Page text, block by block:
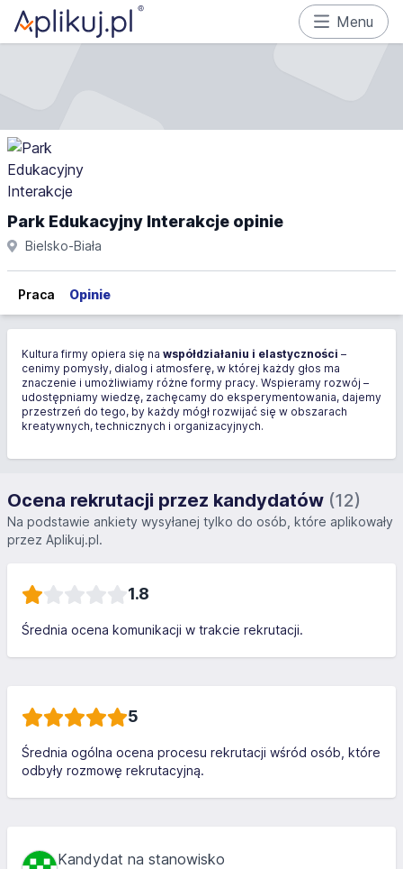
Menu
Park Edukacyjny Interakcje opinie
Bielsko-Biała
Praca Opinie
Kultura firmy opiera się na współdziałaniu i elastyczności –
cenimy pomysły, dialog i atmosferę, w której każdy głos ma
znaczenie i umożliwiamy różne formy pracy. Wspieramy rozwój –
udostępniamy wiedzę, zachęcamy do eksperymentowania, dajemy
przestrzeń do tego, by każdy mógł rozwijać się w obszarach
kreatywnych, technicznych i organizacyjnych.
Ocena rekrutacji przez kandydatów (12)
Na podstawie ankiety wysyłanej tylko do osób, które aplikowały
przez Aplikuj.pl.
1.8
Średnia ocena komunikacji w trakcie rekrutacji.
5
Średnia ogólna ocena procesu rekrutacji wśród osób, które
odbyły rozmowę rekrutacyjną.
Kandydat na stanowisko